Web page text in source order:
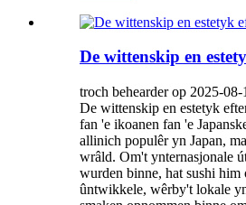
De wittenskip en
troch behearder op 2025-08-
De wittenskip en estetyk
fan 'e ikoanen fan 'e
allinich populêr yn Japan,
wrâld. Om't ynternasjonale
wurden binne, hat sushi him
ûntwikkele, wêrby't lokale